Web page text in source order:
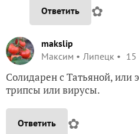
Ответить ✿
makslip
Максим
Липецк 15
Солидарен с Татьяной, или
трипсы или вирусы.
Ответить ✿